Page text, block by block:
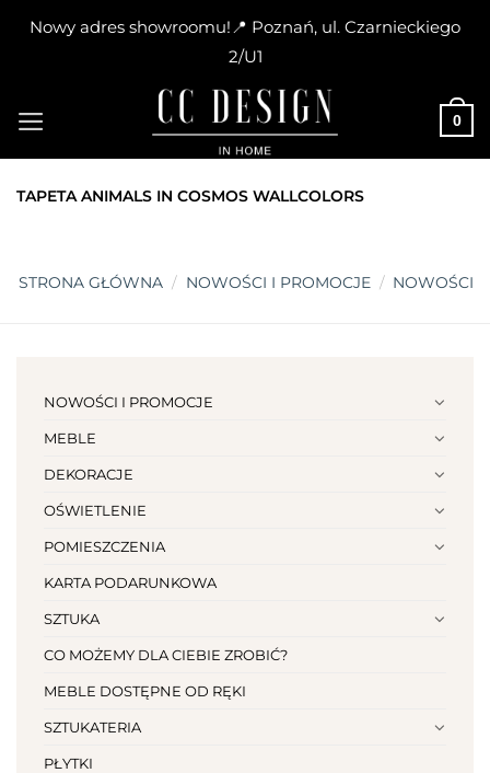
Nowy adres showroomu!📍 Poznań, ul. Czarnieckiego
2/U1
content
0
TAPETA ANIMALS IN COSMOS WALLCOLORS
STRONA GŁÓWNA / NOWOŚCI I PROMOCJE / NOWOŚCI
NOWOŚCI I PROMOCJE
MEBLE
DEKORACJE
OŚWIETLENIE
POMIESZCZENIA
KARTA PODARUNKOWA
SZTUKA
CO MOŻEMY DLA CIEBIE ZROBIĆ?
MEBLE DOSTĘPNE OD RĘKI
SZTUKATERIA
PŁYTKI